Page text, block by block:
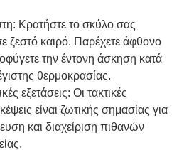
Κρατήστε το σκύλο σας
ζεστό καιρό. Παρέχετε άφθονο
την έντονη άσκηση κατά
θερμοκρασίας.
εξετάσεις: Οι τακτικές
είναι ζωτικής σημασίας για
και διαχείριση πιθανών